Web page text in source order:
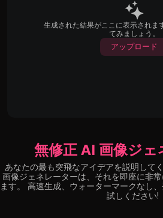
生成された結果がここに表示されま
てみましょう。
アップロード
無修正 AI 画像ジェ
あなたの最も突飛なアイデアを説明して
画像ジェネレーターは、それを即座に非
ます。 高速生成、ウォーターマークなし
試しください!